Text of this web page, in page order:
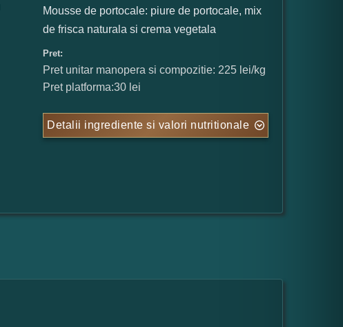
Mousse de portocale: piure de portocale, mix
de frisca naturala si crema vegetala
Pret:
Pret unitar manopera si compozitie: 225 lei/kg
Pret platforma:30 lei
Detalii ingrediente si valori nutritionale